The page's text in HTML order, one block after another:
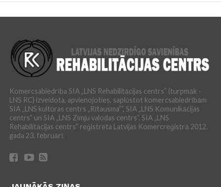
Komercsabiedrība SIA „LNS Rehabilitācijas centrs” (turpmāk -
LNS RC) izveidota, apvienojoties, saplūstot komercsabiedrībām
SIA „LNS kultūras centrs „Rītausma””, SIA „LNS Komunikācijas
centrs” un SIA „LNS Zīmju valodas centrs”. SIA „LNS
Rehabilitācijas centrs” reģistrēta Latvijas Komercreģistrā 2012.
gada 23. februārī.